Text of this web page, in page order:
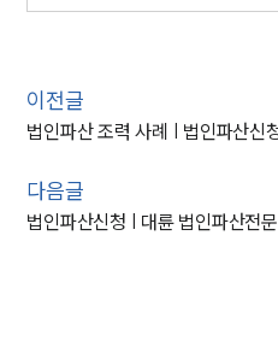
이전글
다음글